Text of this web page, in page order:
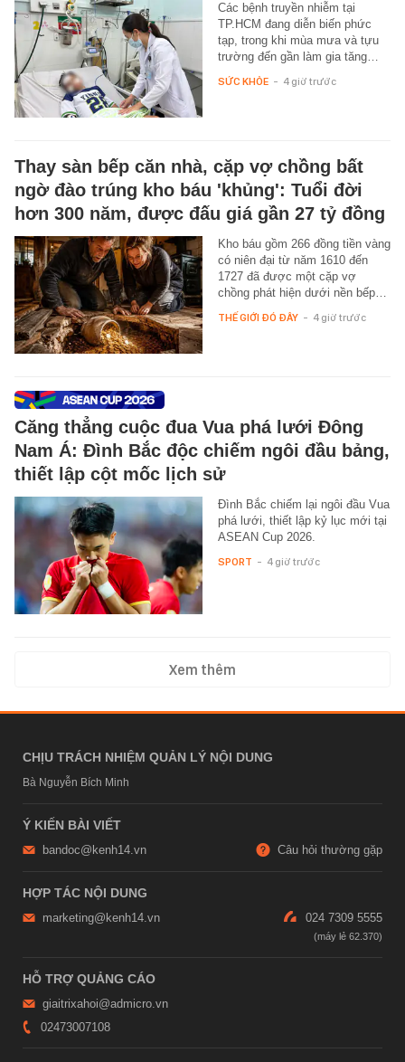
Các bệnh truyền nhiễm tại
TP.HCM đang diễn biến phức
tạp, trong khi mùa mưa và tựu
trường đến gần làm gia tăng…
SỨC KHỎE - 4 giờ trước
Thay sàn bếp căn nhà, cặp vợ chồng bất
ngờ đào trúng kho báu 'khủng': Tuổi đời
hơn 300 năm, được đấu giá gần 27 tỷ đồng
Kho báu gồm 266 đồng tiền vàng
có niên đại từ năm 1610 đến
1727 đã được một cặp vợ
chồng phát hiện dưới nền bếp…
THẾ GIỚI ĐÓ ĐÂY - 4 giờ trước
Căng thẳng cuộc đua Vua phá lưới Đông
Nam Á: Đình Bắc độc chiếm ngôi đầu bảng,
thiết lập cột mốc lịch sử
Đình Bắc chiếm lại ngôi đầu Vua
phá lưới, thiết lập kỷ lục mới tại
ASEAN Cup 2026.
SPORT - 4 giờ trước
Xem thêm
CHỊU TRÁCH NHIỆM QUẢN LÝ NỘI DUNG
Bà Nguyễn Bích Minh
Ý KIẾN BÀI VIẾT
bandoc@kenh14.vn Câu hỏi thường gặp
HỢP TÁC NỘI DUNG
marketing@kenh14.vn 024 7309 5555
HỖ TRỢ QUẢNG CÁO
giaitrixahoi@admicro.vn
02473007108